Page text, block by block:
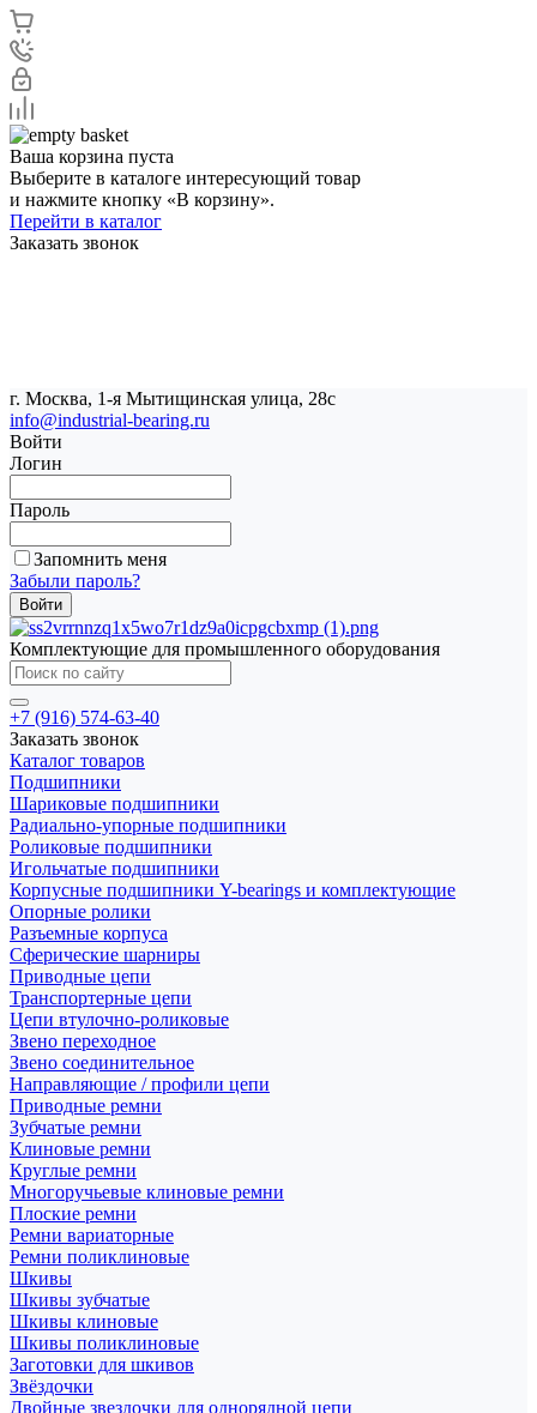
Ваша корзина пуста
Выберите в каталоге интересующий товар
и нажмите кнопку «В корзину».
Перейти в каталог
Заказать звонок
г. Москва, 1-я Мытищинская улица, 28с
info@industrial-bearing.ru
Войти
Логин
Пароль
Запомнить меня
Забыли пароль?
Комплектующие для промышленного оборудования
+7 (916) 574-63-40
Заказать звонок
Каталог товаров
Подшипники
Шариковые подшипники
Радиально-упорные подшипники
Роликовые подшипники
Игольчатые подшипники
Корпусные подшипники Y-bearings и комплектующие
Опорные ролики
Разъемные корпуса
Сферические шарниры
Приводные цепи
Транспортерные цепи
Цепи втулочно-роликовые
Звено переходное
Звено соединительное
Направляющие / профили цепи
Приводные ремни
Зубчатые ремни
Клиновые ремни
Круглые ремни
Многоручьевые клиновые ремни
Плоские ремни
Ремни вариаторные
Ремни поликлиновые
Шкивы
Шкивы зубчатые
Шкивы клиновые
Шкивы поликлиновые
Заготовки для шкивов
Звёздочки
Двойные звездочки для однорядной цепи